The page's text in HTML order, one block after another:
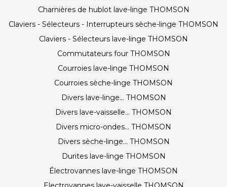
Charnières de hublot lave-linge THOMSON
Claviers - Sélecteurs - Interrupteurs sèche-linge THOMSON
Claviers - Sélecteurs lave-linge THOMSON
Commutateurs four THOMSON
Courroies lave-linge THOMSON
Courroies sèche-linge THOMSON
Divers lave-linge... THOMSON
Divers lave-vaisselle... THOMSON
Divers micro-ondes... THOMSON
Divers sèche-linge... THOMSON
Durites lave-linge THOMSON
Électrovannes lave-linge THOMSON